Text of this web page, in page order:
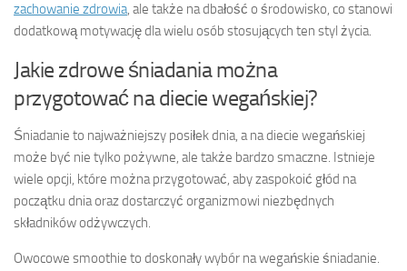
zachowanie zdrowia, ale także na dbałość o środowisko, co stanowi
dodatkową motywację dla wielu osób stosujących ten styl życia.
Jakie zdrowe śniadania można
przygotować na diecie wegańskiej?
Śniadanie to najważniejszy posiłek dnia, a na diecie wegańskiej
może być nie tylko pożywne, ale także bardzo smaczne. Istnieje
wiele opcji, które można przygotować, aby zaspokoić głód na
początku dnia oraz dostarczyć organizmowi niezbędnych
składników odżywczych.
Owocowe smoothie to doskonały wybór na wegańskie śniadanie.